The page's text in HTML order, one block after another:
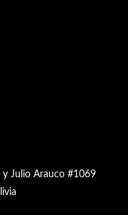
y Julio Arauco #1069